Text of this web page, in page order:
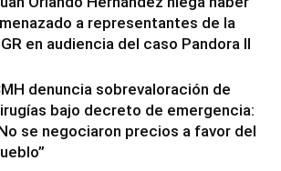
a representantes de la
en audiencia del caso Pandora II
denuncia sobrevaloración de
bajo decreto de emergencia:
se negociaron precios a favor del